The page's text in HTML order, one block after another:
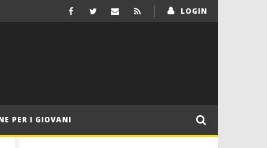
LOGIN
PER I GIOVANI